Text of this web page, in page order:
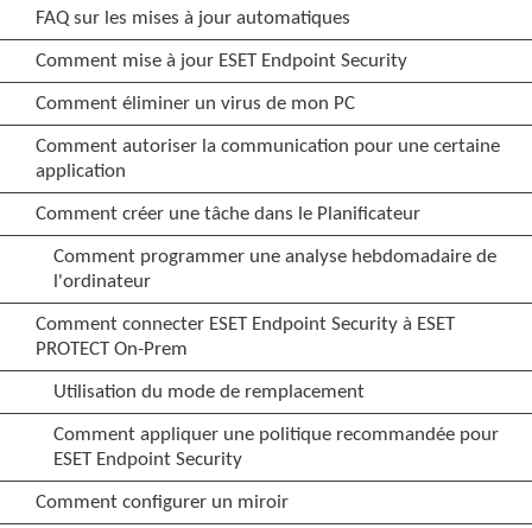
FAQ sur les mises à jour automatiques
Comment mise à jour ESET Endpoint Security
Comment éliminer un virus de mon PC
Comment autoriser la communication pour une certaine
application
Comment créer une tâche dans le Planificateur
Comment programmer une analyse hebdomadaire de
l'ordinateur
Comment connecter ESET Endpoint Security à ESET
PROTECT On-Prem
Utilisation du mode de remplacement
Comment appliquer une politique recommandée pour
ESET Endpoint Security
Comment configurer un miroir